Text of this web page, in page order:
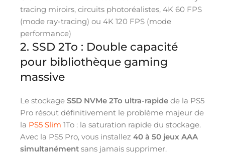
tracing miroirs, circuits photoréalistes, 4K 60 FPS
(mode ray-tracing) ou 4K 120 FPS (mode
performance)
2. SSD 2To : Double capacité
pour bibliothèque gaming
massive
Le stockage SSD NVMe 2To ultra-rapide de la PS5
Pro résout définitivement le problème majeur de
la PS5 Slim 1To : la saturation rapide du stockage.
Avec la PS5 Pro, vous installez 40 à 50 jeux AAA
simultanément sans jamais supprimer.